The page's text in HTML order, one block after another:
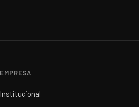
EMPRESA
Institucional